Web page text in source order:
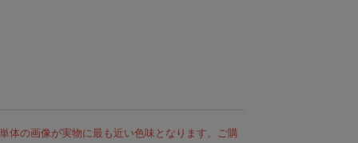
体の画像が実物に最も近い色味となります。ご購